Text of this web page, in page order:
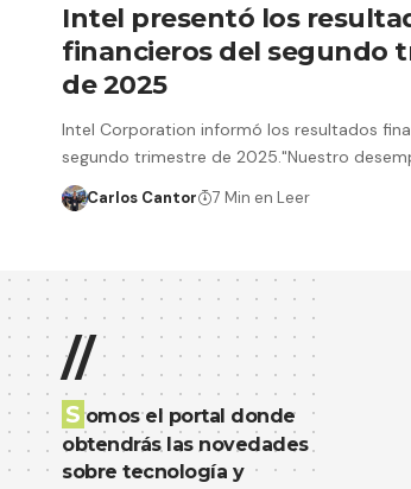
Intel presentó los
financieros del segundo
de 2025
Intel Corporation informó los resultados
segundo trimestre de 2025."Nuestro
Carlos Cantor 7 Min en Leer
//
S omos el portal donde
obtendrás las novedades
sobre tecnología y